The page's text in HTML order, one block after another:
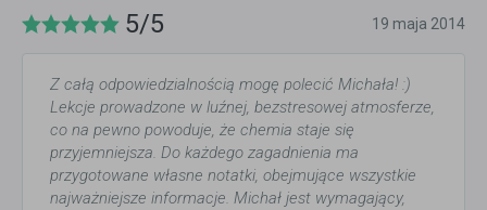
5/5 19 maja 2014
Z całą odpowiedzialnością mogę polecić Michała! :)
Lekcje prowadzone w luźnej, bezstresowej atmosferze,
co na pewno powoduje, że chemia staje się
przyjemniejsza. Do każdego zagadnienia ma
przygotowane własne notatki, obejmujące wszystkie
najważniejsze informacje. Michał jest wymagający,